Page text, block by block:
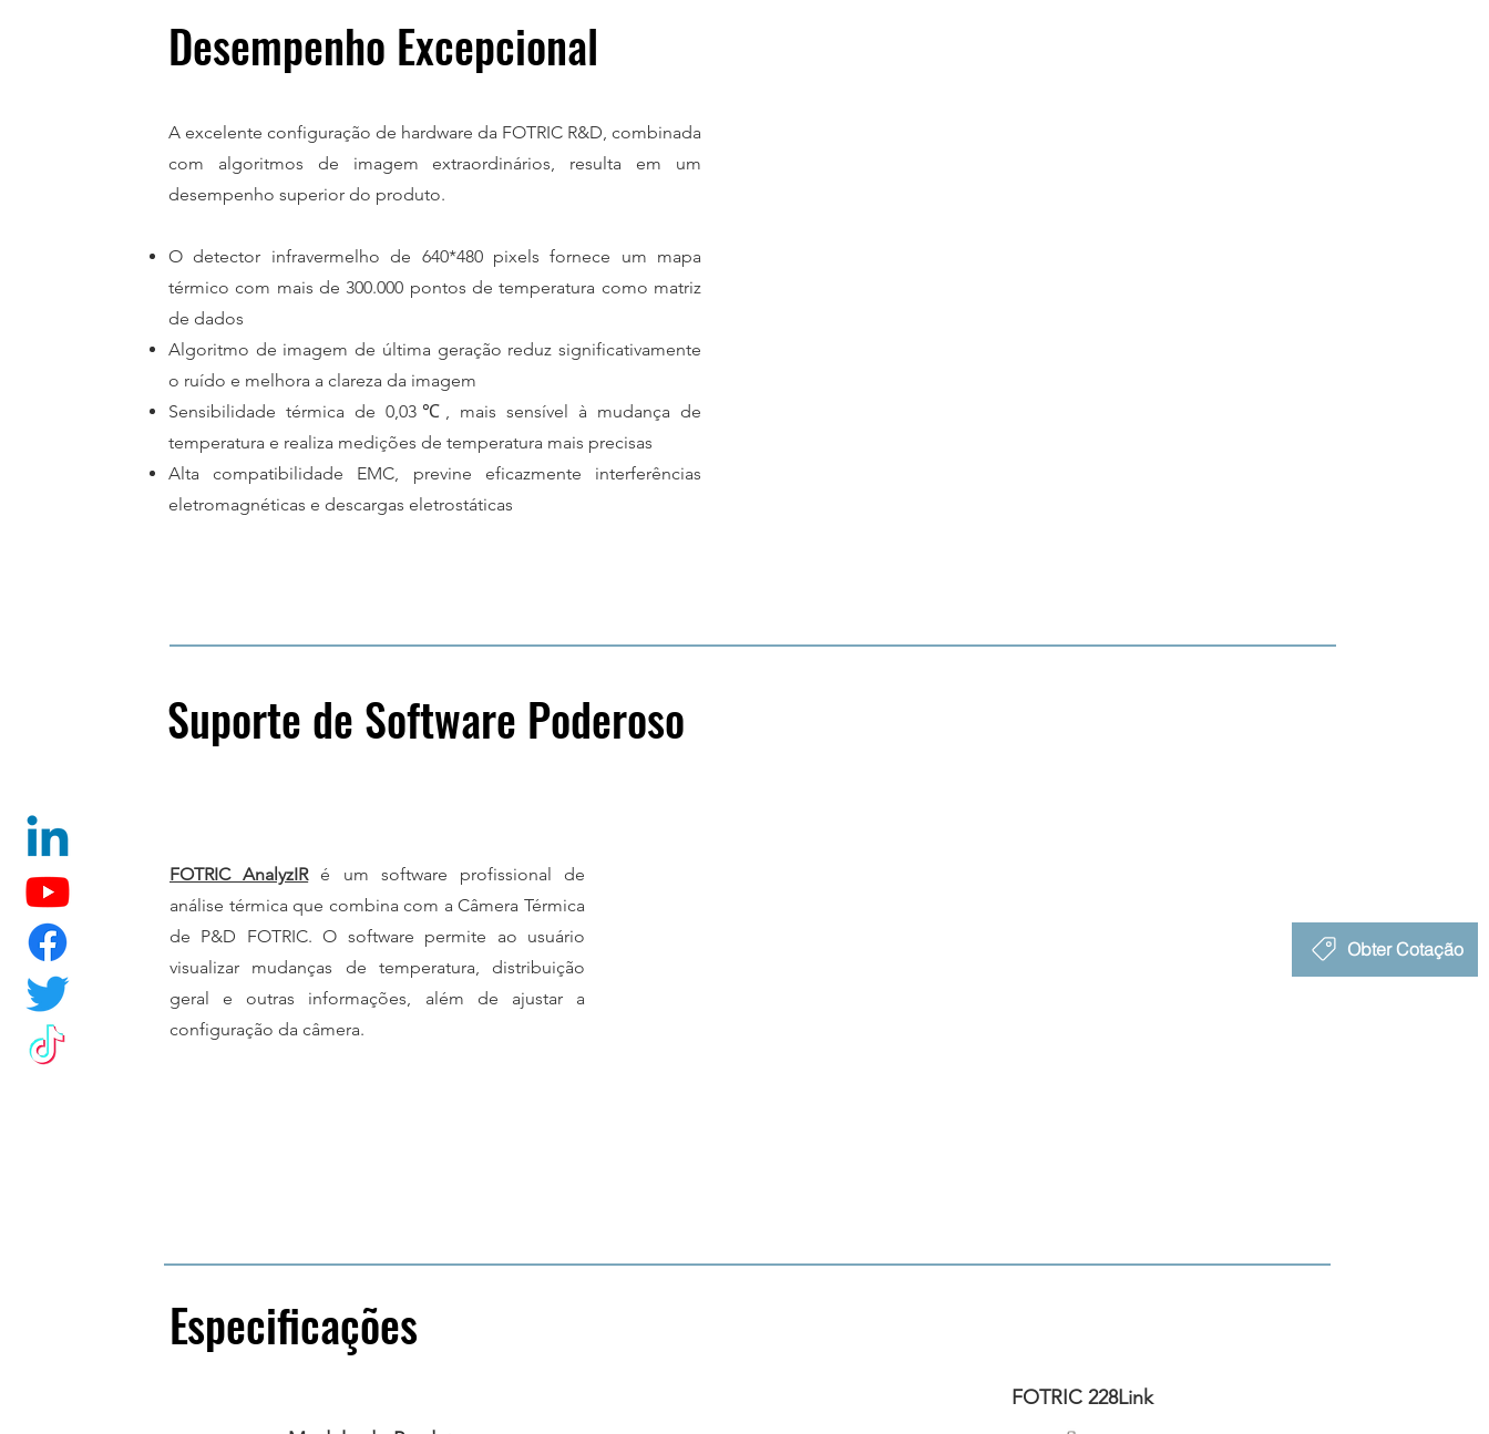
Obter Cotação
Desempenho Excepcional
A excelente configuração de hardware da FOTRIC R&D, combinada
com algoritmos de imagem extraordinários, resulta em um
desempenho superior do produto.
O detector infravermelho de 640*480 pixels fornece um mapa
térmico com mais de 300.000 pontos de temperatura como matriz
de dados
Algoritmo de imagem de última geração reduz significativamente
o ruído e melhora a clareza da imagem
Sensibilidade térmica de 0,03℃, mais sensível à mudança de
temperatura e realiza medições de temperatura mais precisas
Alta compatibilidade EMC, previne eficazmente interferências
eletromagnéticas e descargas eletrostáticas
Suporte de Software Poderoso
FOTRIC AnalyzIRé um software profissional de
análise térmica que combina com a Câmera Térmica
de P&D FOTRIC. O software permite ao usuário
visualizar mudanças de temperatura, distribuição
geral e outras informações, além de ajustar a
configuração da câmera.
Especificações
FOTRIC 228Link